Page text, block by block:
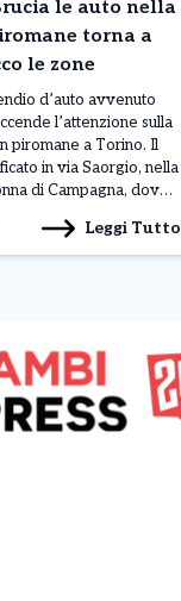
le auto nella
torna a
le zone
d’auto avvenuto
l’attenzione sulla
piromane a Torino. Il
in via Saorgio, nella
di Campagna, dove
distrutta dalle fiamme.
rischiato di
Leggi Tutto